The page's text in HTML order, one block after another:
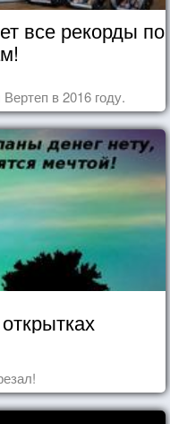
все рекорды по
в 2016 году.